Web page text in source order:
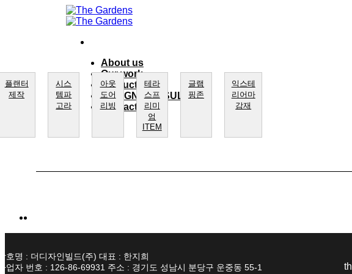
About us
Our work
product
DESIGN CONSULTING
Contact Us
플랜터
제작
시스
템파
고라
아웃
도어
리빙
테라
스프
리미
엄
ITEM
글램
핑존
익스테
리어마
감재
호명 : 더디자인빌드(주) 대표 : 한지희
업자 번호 : 126-86-69931 주소 : 경기도 성남시 분당구 운중동 55-1